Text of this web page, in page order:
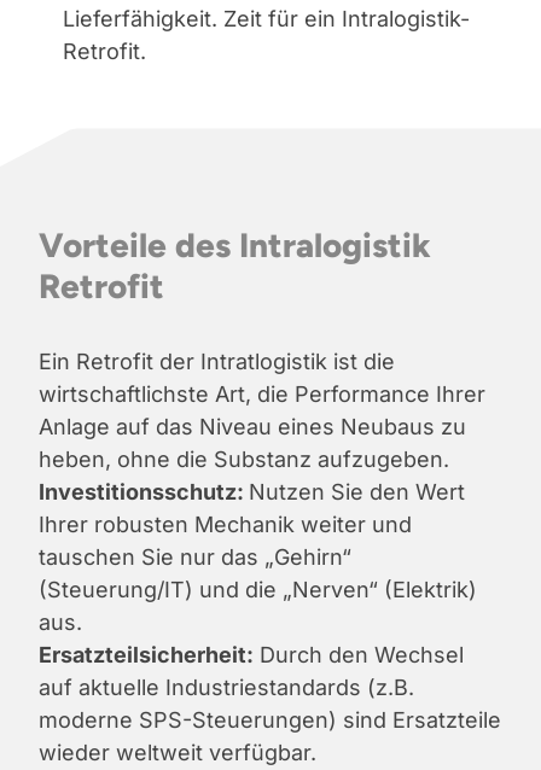
Lieferfähigkeit. Zeit für ein Intralogistik-
Retrofit.
Vorteile des Intralogistik
Retrofit
Ein Retrofit der Intratlogistik ist die
wirtschaftlichste Art, die Performance Ihrer
Anlage auf das Niveau eines Neubaus zu
heben, ohne die Substanz aufzugeben.
Investitionsschutz: Nutzen Sie den Wert
Ihrer robusten Mechanik weiter und
tauschen Sie nur das „Gehirn“
(Steuerung/IT) und die „Nerven“ (Elektrik)
aus.
Ersatzteilsicherheit: Durch den Wechsel
auf aktuelle Industriestandards (z.B.
moderne SPS-Steuerungen) sind Ersatzteile
wieder weltweit verfügbar.